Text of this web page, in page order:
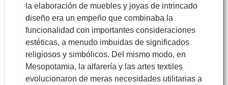
la elaboración de muebles y joyas de intrincado
diseño era un empeño que combinaba la
funcionalidad con importantes consideraciones
estéticas, a menudo imbuidas de significados
religiosos y simbólicos. Del mismo modo, en
Mesopotamia, la alfarería y las artes textiles
evolucionaron de meras necesidades utilitarias a